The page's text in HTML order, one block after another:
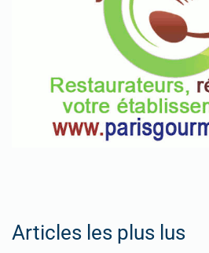
Articles les plus lus